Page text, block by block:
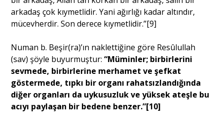
arkadaş çok kıymetlidir. Yani ağırlığı kadar altındır,
mücevherdir. Son derece kıymetlidir.”[9]
Numan b. Beşir(ra)’ın naklettiğine göre Resûlullah
(sav) şöyle buyurmuştur:“Müminler; birbirlerini
sevmede, birbirlerine merhamet ve şefkat
göstermede, tıpkı bir organı rahatsızlandığında
diğer organları da uykusuzluk ve yüksek ateşle bu
acıyı paylaşan bir bedene benzer.”[10]